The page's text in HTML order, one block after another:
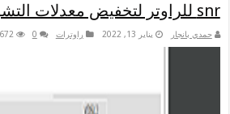
snr للراوتر لتخفيض معدلات التشويش بالخطوط
حمدي بانجار يناير 13, 2022 راوترات 0